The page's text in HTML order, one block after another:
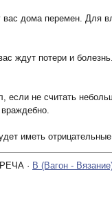
вас дома перемен. Для
ждут потери и
если не считать
иметь отрицательные
· В (Вагон -